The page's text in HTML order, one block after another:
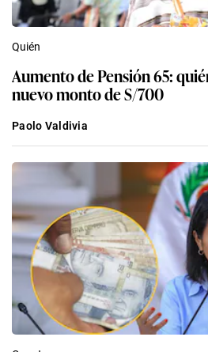
Quién
Aumento de Pensión 65:
nuevo monto de S/700
Paolo Valdivia